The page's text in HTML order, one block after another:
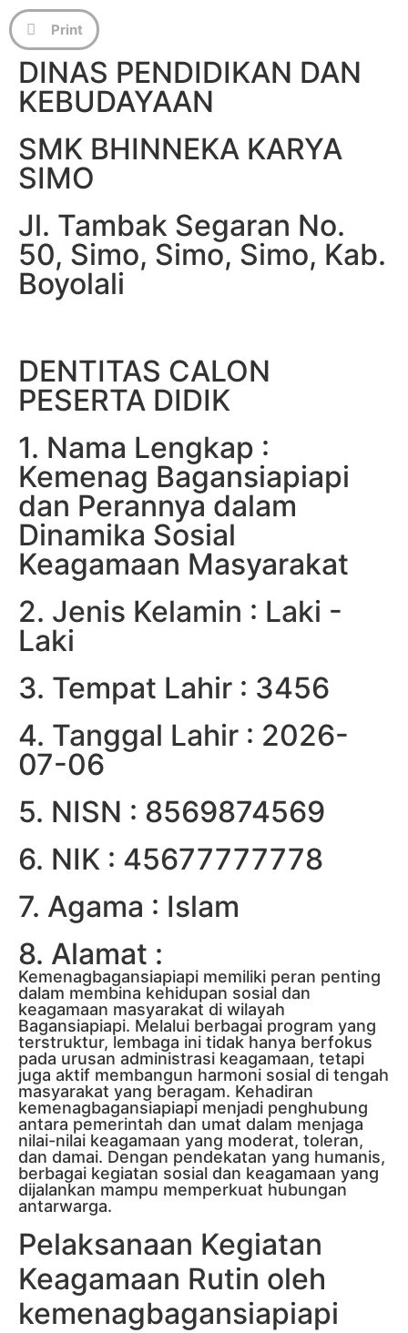
DINAS PENDIDIKAN DAN
KEBUDAYAAN
SMK BHINNEKA KARYA
SIMO
Jl. Tambak Segaran No.
50, Simo, Simo, Simo, Kab.
Boyolali
DENTITAS CALON
PESERTA DIDIK
1. Nama Lengkap :
Kemenag Bagansiapiapi
dan Perannya dalam
Dinamika Sosial
Keagamaan Masyarakat
2. Jenis Kelamin : Laki -
Laki
3. Tempat Lahir : 3456
4. Tanggal Lahir : 2026-
07-06
5. NISN : 8569874569
6. NIK : 45677777778
7. Agama : Islam
8. Alamat :
Kemenagbagansiapiapi memiliki peran penting
dalam membina kehidupan sosial dan
keagamaan masyarakat di wilayah
Bagansiapiapi. Melalui berbagai program yang
terstruktur, lembaga ini tidak hanya berfokus
pada urusan administrasi keagamaan, tetapi
juga aktif membangun harmoni sosial di tengah
masyarakat yang beragam. Kehadiran
kemenagbagansiapiapi menjadi penghubung
antara pemerintah dan umat dalam menjaga
nilai-nilai keagamaan yang moderat, toleran,
dan damai. Dengan pendekatan yang humanis,
berbagai kegiatan sosial dan keagamaan yang
dijalankan mampu memperkuat hubungan
antarwarga.
Pelaksanaan Kegiatan
Keagamaan Rutin oleh
kemenagbagansiapiapi
Print